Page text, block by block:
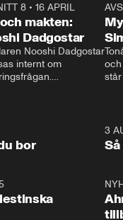
8• 16 APRIL
makten:
Dadgostar
Nooshi Dadgostar
internt om
upp i val. Ska vi
så sitter vi förstås
bor
3